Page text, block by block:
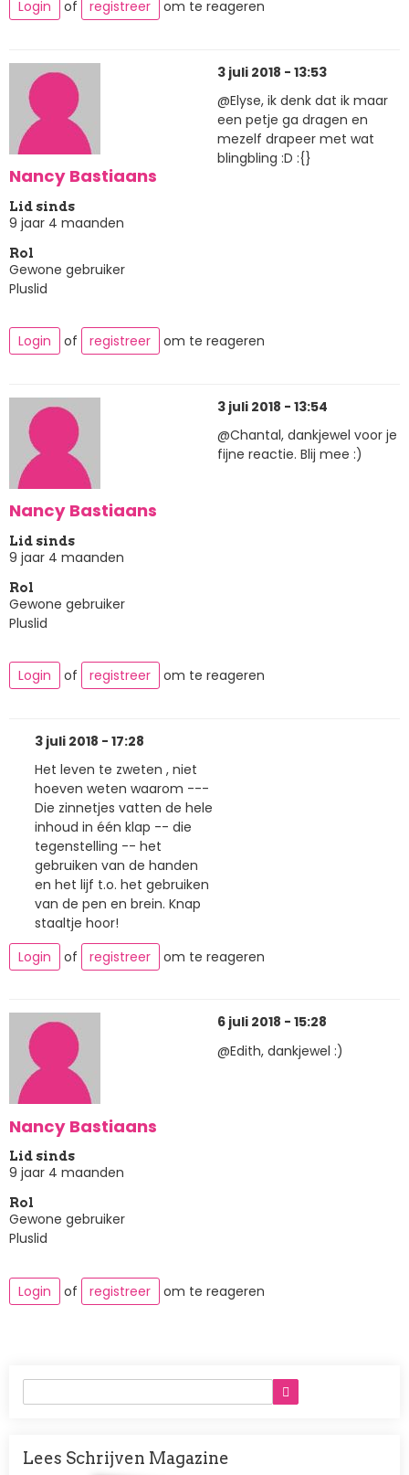
Login of registreer om te reageren
Nancy Bastiaans
Lid sinds
9 jaar 4 maanden
Rol
Gewone gebruiker
Pluslid
3 juli 2018 - 13:53
@Elyse, ik denk dat ik maar
een petje ga dragen en
mezelf drapeer met wat
blingbling :D :{}
Login of registreer om te reageren
Nancy Bastiaans
Lid sinds
9 jaar 4 maanden
Rol
Gewone gebruiker
Pluslid
3 juli 2018 - 13:54
@Chantal, dankjewel voor je
fijne reactie. Blij mee :)
Login of registreer om te reageren
3 juli 2018 - 17:28
Het leven te zweten , niet
hoeven weten waarom ---
Die zinnetjes vatten de hele
inhoud in één klap -- die
tegenstelling -- het
gebruiken van de handen
en het lijf t.o. het gebruiken
van de pen en brein. Knap
staaltje hoor!
Login
of registreer om te reageren
Nancy Bastiaans
Lid sinds
9 jaar 4 maanden
Rol
Gewone gebruiker
Pluslid
6 juli 2018 - 15:28
@Edith, dankjewel :)
Login of registreer om te reageren
Lees Schrijven Magazine